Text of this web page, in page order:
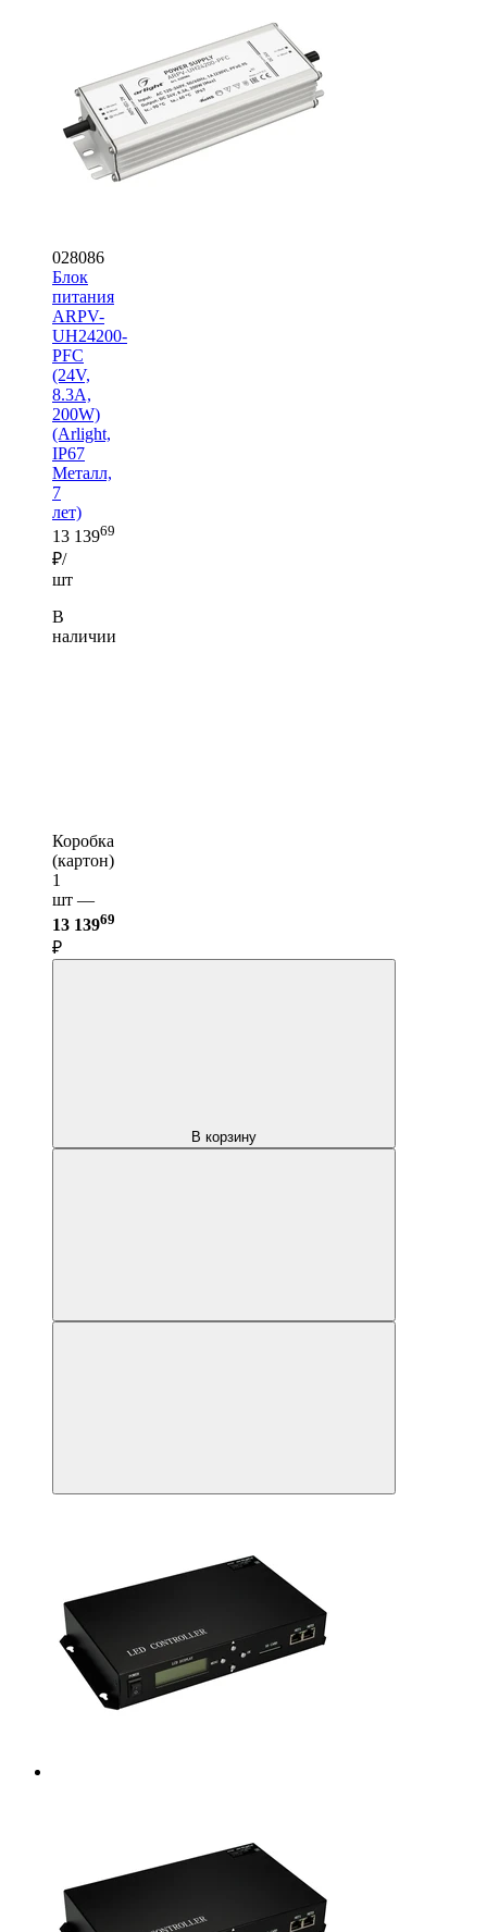
028086
Блок
питания
ARPV-
UH24200-
PFC
(24V,
8.3A,
200W)
(Arlight,
IP67
Металл,
7
лет)
13 13969
₽/
шт
В
наличии
Коробка
(картон)
1
шт —
13 13969
₽
В корзину